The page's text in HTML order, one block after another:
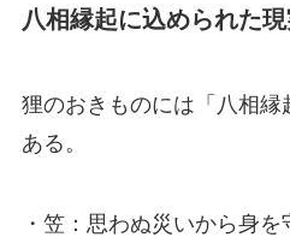
八相縁起に込められた
狸のおきものには「八相
ある。
・笠：思わぬ災いから身を